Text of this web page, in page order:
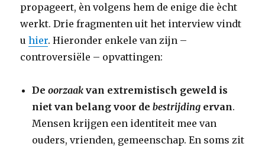
propageert, èn volgens hem de enige die ècht
werkt. Drie fragmenten uit het interview vindt
uhier. Hieronder enkele van zijn –
controversiële – opvattingen:
Deoorzaakvan extremistisch geweld is
niet van belang voor debestrijding ervan.
Mensen krijgen een identiteit mee van
ouders, vrienden, gemeenschap. En soms zit